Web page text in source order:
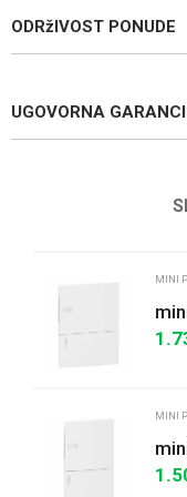
ODRžIVOST PONUDE
UGOVORNA
MINI
MINI